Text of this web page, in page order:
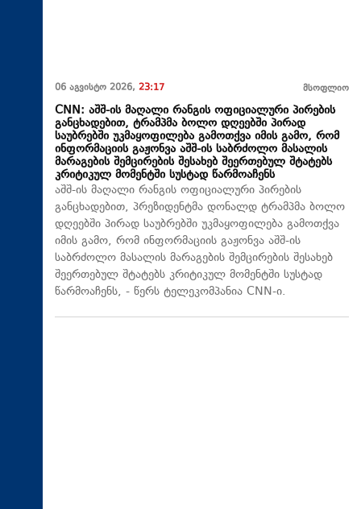
06 აგვისტო 2026, 23:17 მსოფლიო
CNN: აშშ-ის მაღალი რანგის ოფიციალური პირების
განცხადებით, ტრამპმა ბოლო დღეებში პირად
საუბრებში უკმაყოფილება გამოთქვა იმის გამო, რომ
ინფორმაციის გაჟონვა აშშ-ის საბრძოლო მასალის
მარაგების შემცირების შესახებ შეერთებულ შტატებს
კრიტიკულ მომენტში სუსტად წარმოაჩენს
აშშ-ის მაღალი რანგის ოფიციალური პირების
განცხადებით, პრეზიდენტმა დონალდ ტრამპმა ბოლო
დღეებში პირად საუბრებში უკმაყოფილება გამოთქვა
იმის გამო, რომ ინფორმაციის გაჟონვა აშშ-ის
საბრძოლო მასალის მარაგების შემცირების შესახებ
შეერთებულ შტატებს კრიტიკულ მომენტში სუსტად
წარმოაჩენს, - წერს ტელეკომპანია CNN-ი.